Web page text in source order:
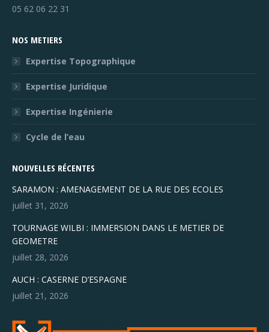
05 62 06 22 31
NOS METIERS
Expertise Topographique
Expertise Juridique
Expertise Ingénierie
Cycle de l’eau
NOUVELLES RÉCENTES
SARAMON : AMENAGEMENT DE LA RUE DES ECOLES
juillet 31, 2026
TOURNAGE WILBI : IMMERSION DANS LE METIER DE
GEOMETRE
juillet 28, 2026
AUCH : CASERNE D’ESPAGNE
juillet 21, 2026